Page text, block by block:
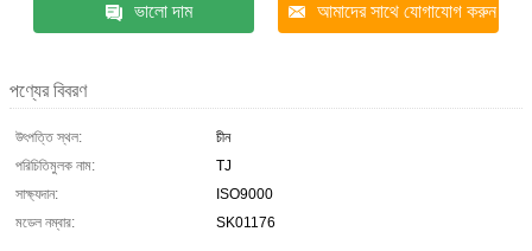
ভালো দাম আমাদের সাথে যোগাযোগ করুন
পণ্যের বিবরণ
উৎপত্তি স্থল:
চীন
পরিচিতিমুলক নাম:
TJ
সাক্ষ্যদান:
ISO9000
মডেল নম্বার:
SK01176